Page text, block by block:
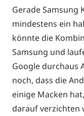
Gerade Samsung
mindestens ein
könnte die
Samsung und
Google durchaus
noch, dass die
einige Macken
darauf verzichten